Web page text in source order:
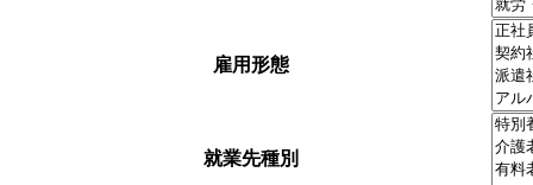
雇用形態
就業先種別